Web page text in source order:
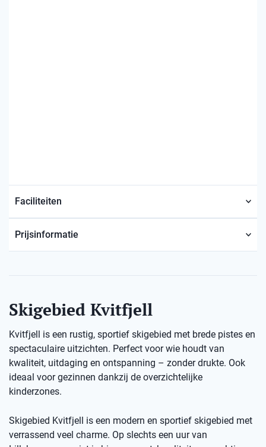
Faciliteiten
Prijsinformatie
Skigebied Kvitfjell
Kvitfjell is een rustig, sportief skigebied met brede pistes en
spectaculaire uitzichten. Perfect voor wie houdt van
kwaliteit, uitdaging en ontspanning – zonder drukte. Ook
ideaal voor gezinnen dankzij de overzichtelijke
kinderzones.
Skigebied Kvitfjell is een modern en sportief skigebied met
verrassend veel charme. Op slechts een uur van